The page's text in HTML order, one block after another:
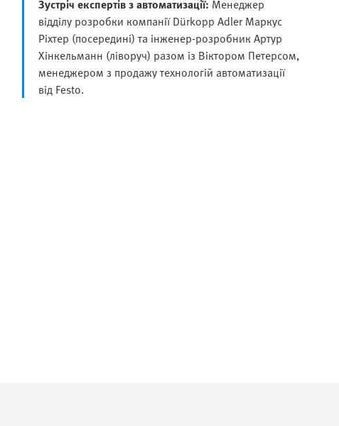
Зустріч експертів з автоматизації: Менеджер
відділу розробки компанії Dürkopp Adler Маркус
Ріхтер (посередині) та інженер-розробник Артур
Хінкельманн (ліворуч) разом із Віктором Петерсом,
менеджером з продажу технологій автоматизації
від Festo.